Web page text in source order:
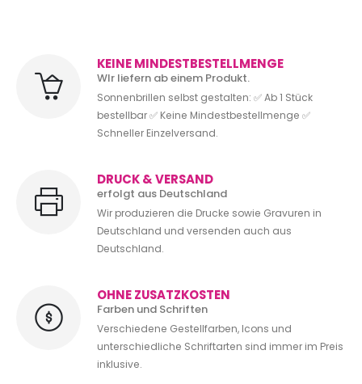
KEINE MINDESTBESTELLMENGE
WIr liefern ab einem Produkt.
Sonnenbrillen selbst gestalten: ✅ Ab 1 Stück
bestellbar ✅ Keine Mindestbestellmenge ✅
Schneller Einzelversand.
DRUCK & VERSAND
erfolgt aus Deutschland
Wir produzieren die Drucke sowie Gravuren in
Deutschland und versenden auch aus
Deutschland.
OHNE ZUSATZKOSTEN
Farben und Schriften
Verschiedene Gestellfarben, Icons und
unterschiedliche Schriftarten sind immer im Preis
inklusive.